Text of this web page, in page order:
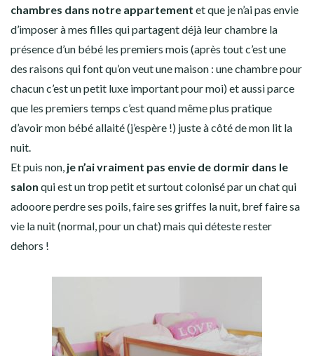
chambres dans notre appartement et que je n’ai pas envie
d’imposer à mes filles qui partagent déjà leur chambre la
présence d’un bébé les premiers mois (après tout c’est une
des raisons qui font qu’on veut une maison : une chambre pour
chacun c’est un petit luxe important pour moi) et aussi parce
que les premiers temps c’est quand même plus pratique
d’avoir mon bébé allaité (j’espère !) juste à côté de mon lit la
nuit.
Et puis non, je n’ai vraiment pas envie de dormir dans le
salon qui est un trop petit et surtout colonisé par un chat qui
adooore perdre ses poils, faire ses griffes la nuit, bref faire sa
vie la nuit (normal, pour un chat) mais qui déteste rester
dehors !